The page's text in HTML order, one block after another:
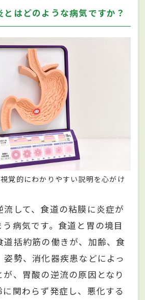
とはどのような病気ですか？
覚的にわかりやすい説明を心がけ
流して、食道の粘膜に炎症が
病気です。食道と胃の境目
道括約筋の働きが、加齢、食
姿勢、消化器疾患などによっ
が、胃酸の逆流の原因となり
に関わらず発症し、悪化する